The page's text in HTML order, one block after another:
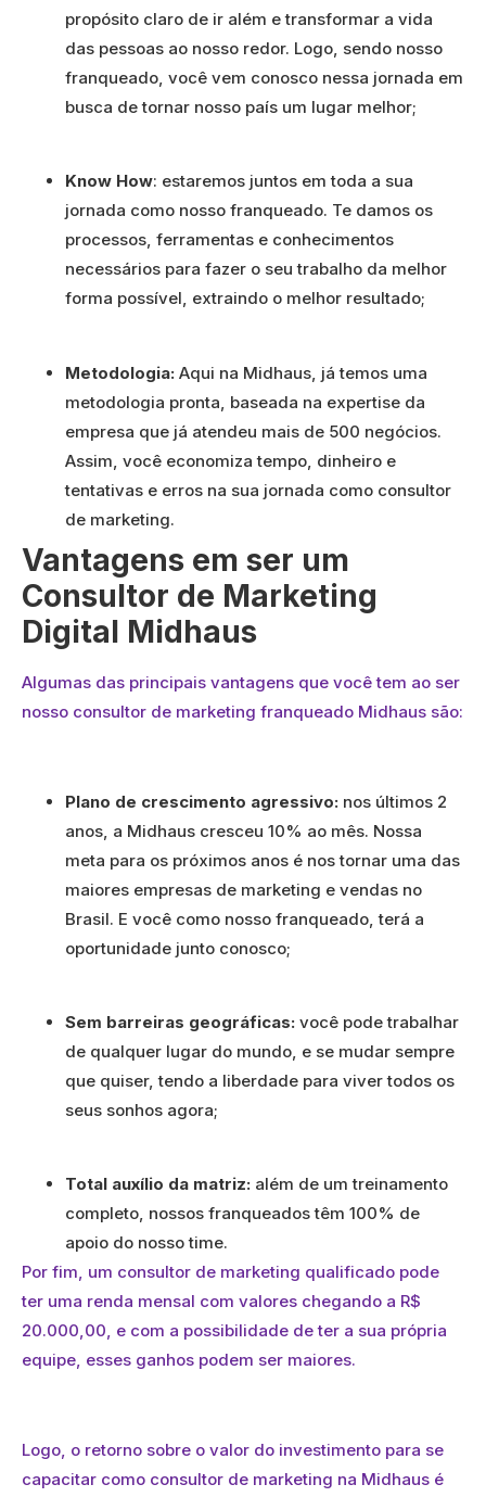
propósito claro de ir além e transformar a vida
das pessoas ao nosso redor. Logo, sendo nosso
franqueado, você vem conosco nessa jornada em
busca de tornar nosso país um lugar melhor;
Know How: estaremos juntos em toda a sua
jornada como nosso franqueado. Te damos os
processos, ferramentas e conhecimentos
necessários para fazer o seu trabalho da melhor
forma possível, extraindo o melhor resultado;
Metodologia: Aqui na Midhaus, já temos uma
metodologia pronta, baseada na expertise da
empresa que já atendeu mais de 500 negócios.
Assim, você economiza tempo, dinheiro e
tentativas e erros na sua jornada como consultor
de marketing.
Vantagens em ser um
Consultor de Marketing
Digital Midhaus
Algumas das principais vantagens que você tem ao ser
nosso consultor de marketing franqueado Midhaus são:
Plano de crescimento agressivo: nos últimos 2
anos, a Midhaus cresceu 10% ao mês. Nossa
meta para os próximos anos é nos tornar uma das
maiores empresas de marketing e vendas no
Brasil. E você como nosso franqueado, terá a
oportunidade junto conosco;
Sem barreiras geográficas: você pode trabalhar
de qualquer lugar do mundo, e se mudar sempre
que quiser, tendo a liberdade para viver todos os
seus sonhos agora;
Total auxílio da matriz: além de um treinamento
completo, nossos franqueados têm 100% de
apoio do nosso time.
Por fim, um consultor de marketing qualificado pode
ter uma renda mensal com valores chegando a R$
20.000,00, e com a possibilidade de ter a sua própria
equipe, esses ganhos podem ser maiores.
Logo, o retorno sobre o valor do investimento para se
capacitar como consultor de marketing na Midhaus é